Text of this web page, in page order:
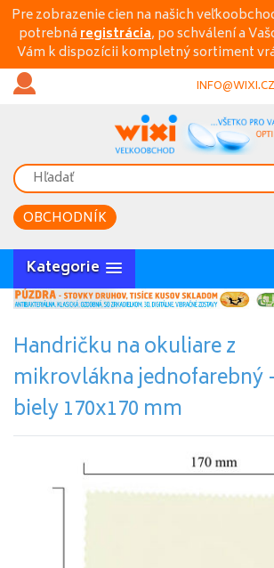
Pre zobrazenie cien na našich
potrebnáregistrácia, po schválení a
Vám k dispozícii kompletný sortiment
INFO@WIXI.CZ
OBCHODNÍK
Kategorie
Handričku na okuliare z
mikrovlákna jednofarebný -
biely 170x170 mm